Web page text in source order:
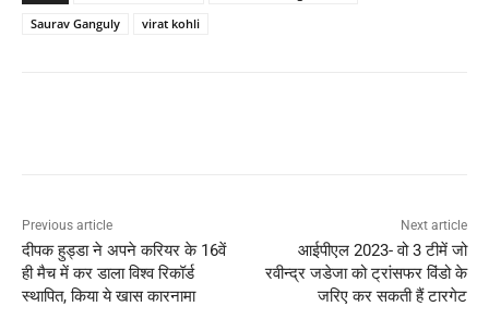
Saurav Ganguly
virat kohli
Previous article
दीपक हुड्डा ने अपने करियर के 16वें
ही मैच में कर डाला विश्व रिकॉर्ड
स्थापित, किया ये खास कारनामा
Next article
आईपीएल 2023- वो 3 टीमें जो
रवीन्द्र जडेजा को ट्रांसफर विंडो के
जरिए कर सकती हैं टारगेट